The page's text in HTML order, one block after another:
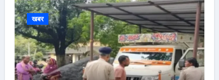
शुक्रवार तक स्थगित
खबर